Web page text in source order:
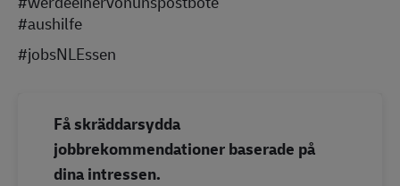
#aushilfe
#jobsNLEssen
Få skräddarsydda
jobbrekommendationer baserade på
dina intressen.